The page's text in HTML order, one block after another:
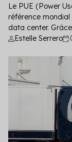
Le PUE (Power
référence
data center.
Estelle Serrero